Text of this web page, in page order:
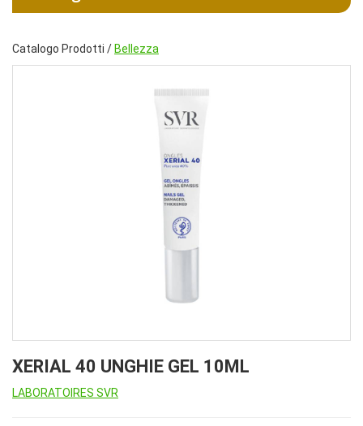
Catalogo Prodotti / Bellezza
XERIAL 40 UNGHIE GEL 10ML
LABORATOIRES SVR